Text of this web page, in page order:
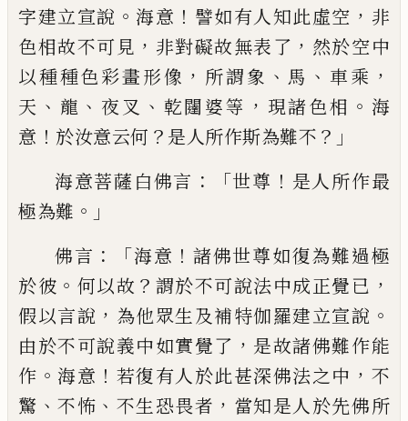
字建立宣說 。 海意 ！ 譬如有人知此虛空 ， 非
色相故不可見 ， 非對礙故無表了 ， 然於空中
以種種色彩畫形像 ， 所謂象 、 馬 、 車乘 ，
天 、 龍 、 夜叉 、 乾闥婆等 ， 現諸色相 。 海
意 ！ 於汝意云何 ？ 是人所作斯為難不 ？」
海意菩薩白佛言 ：「世尊 ！ 是人所作最
極為難 。」
佛言 ：「海意 ！諸佛世尊如復為難過極
於彼 。 何以故 ？ 謂於不可說法中成正覺已 ，
假以言說 ， 為他眾生及補特伽羅建立宣說 。
由於不可說義中如實覺了 ， 是故諸佛難作能
作 。 海意 ！ 若復有人於此甚深佛法之中 ， 不
驚 、不怖 、 不生恐畏者 ， 當知是人於先佛所